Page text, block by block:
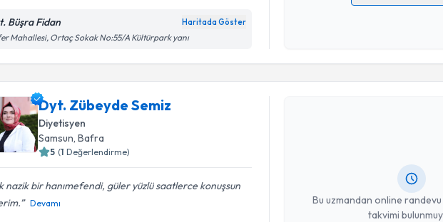
Büşra Fidan Haritada Göster
Mahallesi, Ortaç Sokak No:55/A Kültürpark yanı
Kişisel verilerimin işlenmesine
Takvim Talebini
Dyt. Zübeyde Semiz
Diyetisyen
Samsun , Bafra
5 (1 Değerlendirme)
nazik bir hanımefendi, güler yüzlü saatlerce konuşsun
Devamı
Bu uzmandan online
takvimi